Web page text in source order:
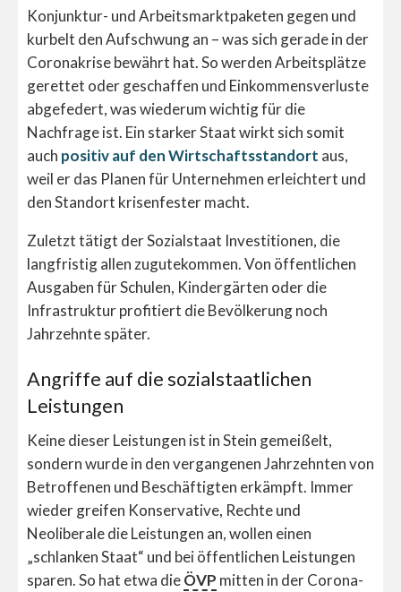
Konjunktur- und Arbeitsmarktpaketen gegen und
kurbelt den Aufschwung an – was sich gerade in der
Coronakrise bewährt hat. So werden Arbeitsplätze
gerettet oder geschaffen und Einkommensverluste
abgefedert, was wiederum wichtig für die
Nachfrage ist. Ein starker Staat wirkt sich somit
auch positiv auf den Wirtschaftsstandort aus,
weil er das Planen für Unternehmen erleichtert und
den Standort krisenfester macht.
Zuletzt tätigt der Sozialstaat Investitionen, die
langfristig allen zugutekommen. Von öffentlichen
Ausgaben für Schulen, Kindergärten oder die
Infrastruktur profitiert die Bevölkerung noch
Jahrzehnte später.
Angriffe auf die sozialstaatlichen
Leistungen
Keine dieser Leistungen ist in Stein gemeißelt,
sondern wurde in den vergangenen Jahrzehnten von
Betroffenen und Beschäftigten erkämpft. Immer
wieder greifen Konservative, Rechte und
Neoliberale die Leistungen an, wollen einen
„schlanken Staat“ und bei öffentlichen Leistungen
sparen. So hat etwa dieÖVP mitten in der Corona-